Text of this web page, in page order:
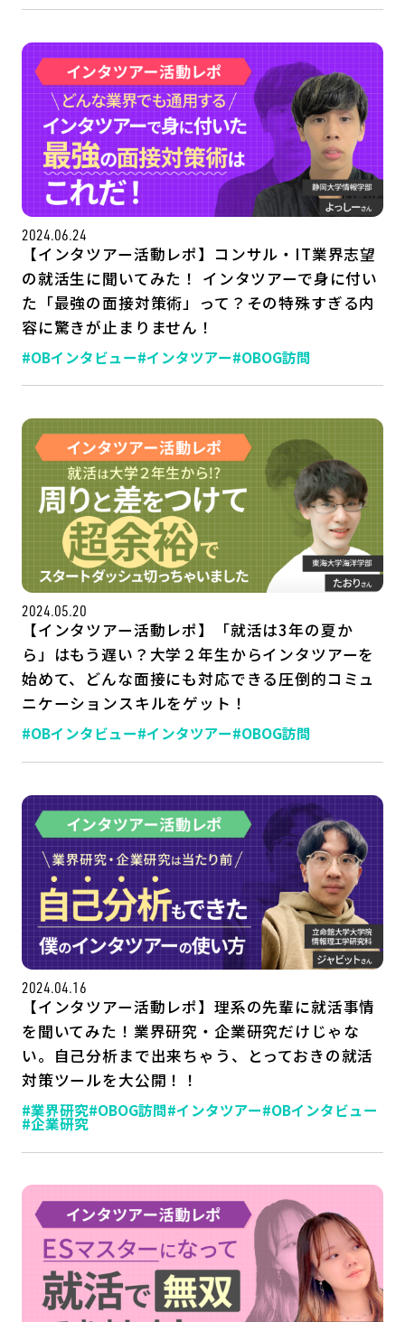
サイトマップ
公式SNSはこちら
2024.06.24
【インタツアー活動レポ】コンサル・IT業界志望
の就活生に聞いてみた！ インタツアーで身に付い
た「最強の面接対策術」って？その特殊すぎる内
容に驚きが止まりません！
#OBインタビュー#インタツアー#OBOG訪問
2024.05.20
【インタツアー活動レポ】「就活は3年の夏か
ら」はもう遅い？大学２年生からインタツアーを
始めて、どんな面接にも対応できる圧倒的コミュ
ニケーションスキルをゲット！
#OBインタビュー#インタツアー#OBOG訪問
2024.04.16
【インタツアー活動レポ】理系の先輩に就活事情
を聞いてみた！業界研究・企業研究だけじゃな
い。自己分析まで出来ちゃう、とっておきの就活
対策ツールを大公開！！
#業界研究#OBOG訪問#インタツアー#OBインタビュー
#企業研究